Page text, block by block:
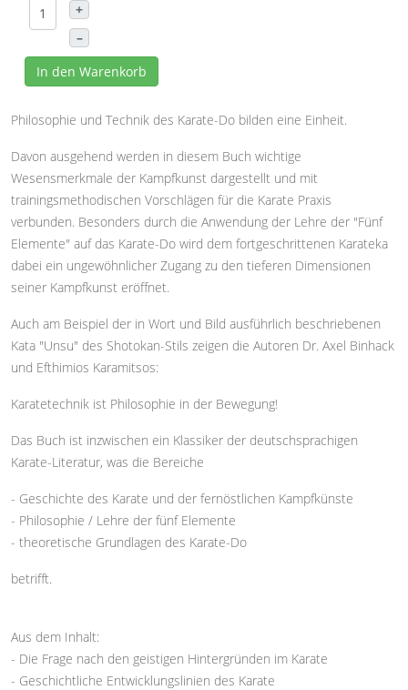
+
–
In den Warenkorb
Philosophie und Technik des Karate-Do bilden eine Einheit.
Davon ausgehend werden in diesem Buch wichtige
Wesensmerkmale der Kampfkunst dargestellt und mit
trainingsmethodischen Vorschlägen für die Karate Praxis
verbunden. Besonders durch die Anwendung der Lehre der "Fünf
Elemente" auf das Karate-Do wird dem fortgeschrittenen Karateka
dabei ein ungewöhnlicher Zugang zu den tieferen Dimensionen
seiner Kampfkunst eröffnet.
Auch am Beispiel der in Wort und Bild ausführlich beschriebenen
Kata "Unsu" des Shotokan-Stils zeigen die Autoren Dr. Axel Binhack
und Efthimios Karamitsos:
Karatetechnik ist Philosophie in der Bewegung!
Das Buch ist inzwischen ein Klassiker der deutschsprachigen
Karate-Literatur, was die Bereiche
- Geschichte des Karate und der fernöstlichen Kampfkünste
- Philosophie / Lehre der fünf Elemente
- theoretische Grundlagen des Karate-Do
betrifft.
Aus dem Inhalt:
- Die Frage nach den geistigen Hintergründen im Karate
- Geschichtliche Entwicklungslinien des Karate